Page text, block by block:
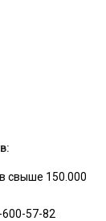
свыше 150.000
57-82